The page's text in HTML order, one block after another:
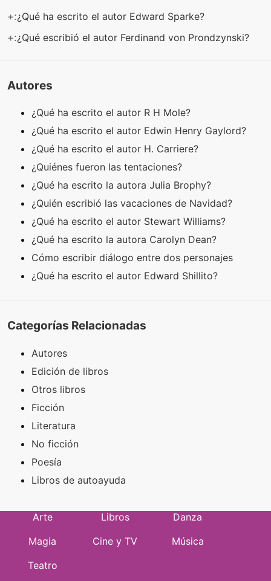
+:¿Qué ha escrito el autor Edward Sparke?
+:¿Qué escribió el autor Ferdinand von Prondzynski?
Autores
¿Qué ha escrito el autor R H Mole?
¿Qué ha escrito el autor Edwin Henry Gaylord?
¿Qué ha escrito el autor H. Carriere?
¿Quiénes fueron las tentaciones?
¿Qué ha escrito la autora Julia Brophy?
¿Quién escribió las vacaciones de Navidad?
¿Qué ha escrito el autor Stewart Williams?
¿Qué ha escrito la autora Carolyn Dean?
Cómo escribir diálogo entre dos personajes
¿Qué ha escrito el autor Edward Shillito?
Categorías Relacionadas
Autores
Edición de libros
Otros libros
Ficción
Literatura
No ficción
Poesía
Libros de autoayuda
Arte Libros
Danza
Magia
Cine y TV
Música
Teatro